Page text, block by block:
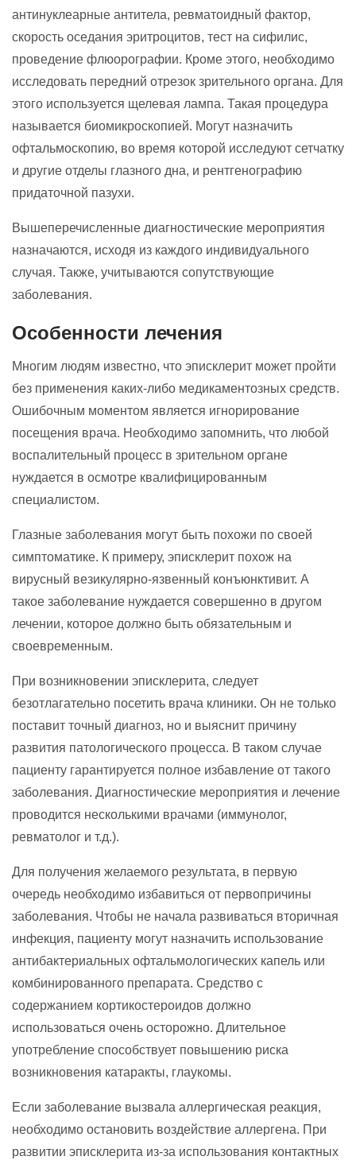
антинуклеарные антитела, ревматоидный фактор,
скорость оседания эритроцитов, тест на сифилис,
проведение флюорографии. Кроме этого, необходимо
исследовать передний отрезок зрительного органа. Для
этого используется щелевая лампа. Такая процедура
называется биомикроскопией. Могут назначить
офтальмоскопию, во время которой исследуют сетчатку
и другие отделы глазного дна, и рентгенографию
придаточной пазухи.
Вышеперечисленные диагностические мероприятия
назначаются, исходя из каждого индивидуального
случая. Также, учитываются сопутствующие
заболевания.
Особенности лечения
Многим людям известно, что эписклерит может пройти
без применения каких-либо медикаментозных средств.
Ошибочным моментом является игнорирование
посещения врача. Необходимо запомнить, что любой
воспалительный процесс в зрительном органе
нуждается в осмотре квалифицированным
специалистом.
Глазные заболевания могут быть похожи по своей
симптоматике. К примеру, эписклерит похож на
вирусный везикулярно-язвенный конъюнктивит. А
такое заболевание нуждается совершенно в другом
лечении, которое должно быть обязательным и
своевременным.
При возникновении эписклерита, следует
безотлагательно посетить врача клиники. Он не только
поставит точный диагноз, но и выяснит причину
развития патологического процесса. В таком случае
пациенту гарантируется полное избавление от такого
заболевания. Диагностические мероприятия и лечение
проводится несколькими врачами (иммунолог,
ревматолог и т.д.).
Для получения желаемого результата, в первую
очередь необходимо избавиться от первопричины
заболевания. Чтобы не начала развиваться вторичная
инфекция, пациенту могут назначить использование
антибактериальных офтальмологических капель или
комбинированного препарата. Средство с
содержанием кортикостероидов должно
использоваться очень осторожно. Длительное
употребление способствует повышению риска
возникновения катаракты, глаукомы.
Если заболевание вызвала аллергическая реакция,
необходимо остановить воздействие аллергена. При
развитии эписклерита из-за использования контактных